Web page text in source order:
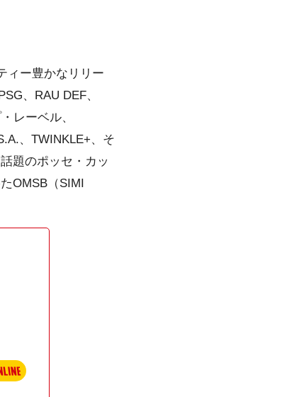
ー豊かなリリー
、RAU DEF、
レーベル、
、TWINKLE+、そ
題のポッセ・カッ
OMSB（SIMI